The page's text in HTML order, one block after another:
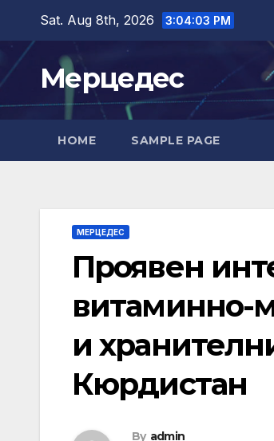
content
Sat. Aug 8th, 2026 3:04:04 PM
Мерцедес
HOME SAMPLE PAGE
МЕРЦЕДЕС
Проявен
витаминно-
и
Кюрдистан
By admin